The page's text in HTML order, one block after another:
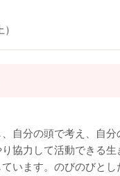
、自分の頭で考え、自分
協力して活動できる生
います。のびのびと